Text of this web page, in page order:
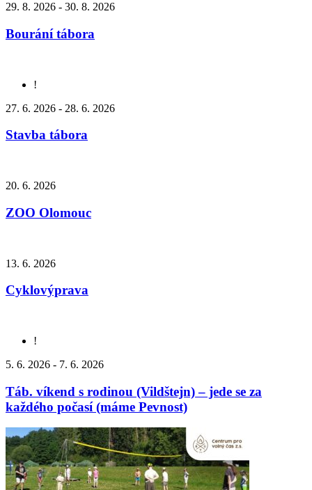
29. 8. 2026 - 30. 8. 2026
Bourání tábora
!
27. 6. 2026 - 28. 6. 2026
Stavba tábora
20. 6. 2026
ZOO Olomouc
13. 6. 2026
Cyklovýprava
!
5. 6. 2026 - 7. 6. 2026
Táb. víkend s rodinou (Vildštejn) – jede se za
každého počasí (máme Pevnost)